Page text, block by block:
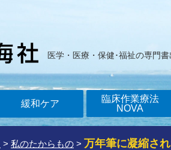
医学・医療・保健･福祉の専門書
緩和ケア
臨床作業療法
NOVA
> 私のたからもの > 万年筆に凝縮さ